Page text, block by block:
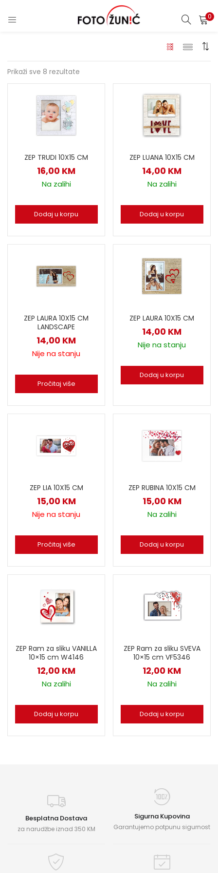
0
Prikaži sve 8 rezultate
ZEP TRUDI 10X15 CM
16,00 KM
Na zalihi
Dodaj u korpu
ZEP LUANA 10X15 CM
14,00 KM
Na zalihi
Dodaj u korpu
ZEP LAURA 10X15 CM
LANDSCAPE
14,00 KM
Nije na stanju
Pročitaj više
ZEP LAURA 10X15 CM
14,00 KM
Nije na stanju
Dodaj u korpu
ZEP LIA 10X15 CM
15,00 KM
Nije na stanju
Pročitaj više
ZEP RUBINA 10X15 CM
15,00 KM
Na zalihi
Dodaj u korpu
ZEP Ram za sliku VANILLA
10×15 cm W4146
12,00 KM
Na zalihi
Dodaj u korpu
ZEP Ram za sliku SVEVA
10×15 cm VF5346
12,00 KM
Na zalihi
Dodaj u korpu
Besplatna Dostava
za narudžbe iznad 350 KM
Sigurna Kupovina
Garantujemo potpunu sigurnost